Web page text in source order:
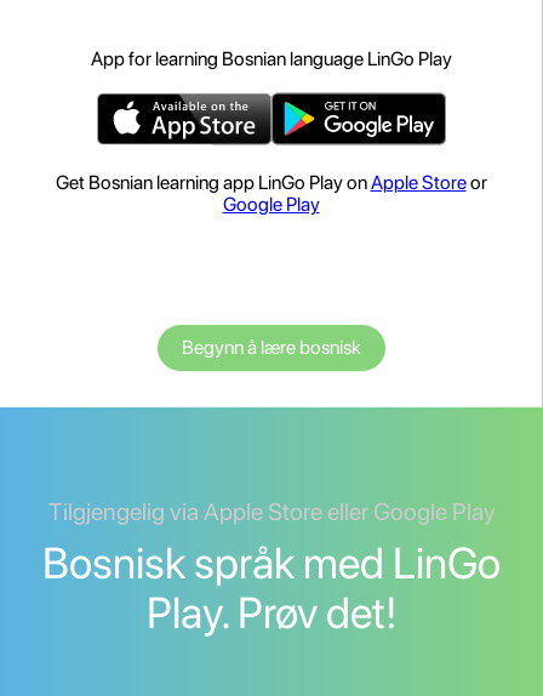
App for learning Bosnian language LinGo Play
Get Bosnian learning app LinGo Play onApple Storeor
Google Play
Begynn å lære bosnisk
Tilgjengelig via Apple Store eller Google Play
Bosnisk språk med LinGo
Play. Prøv det!